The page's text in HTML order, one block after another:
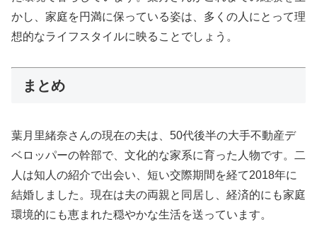
かし、家庭を円満に保っている姿は、多くの人にとって理
想的なライフスタイルに映ることでしょう。
まとめ
葉月里緒奈さんの現在の夫は、50代後半の大手不動産デ
ベロッパーの幹部で、文化的な家系に育った人物です。二
人は知人の紹介で出会い、短い交際期間を経て2018年に
結婚しました。現在は夫の両親と同居し、経済的にも家庭
環境的にも恵まれた穏やかな生活を送っています。